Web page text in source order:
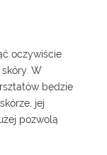
oczywiście
W
będzie
jej
pozwolą